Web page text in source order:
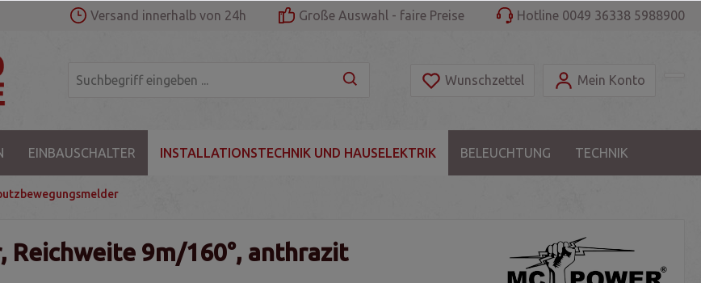
Versand innerhalb von 24h Große Auswahl - faire Preise Hotline 0049 36338 5988900
Wunschzettel Mein Konto
EINBAUSCHALTER INSTALLATIONSTECHNIK UND HAUSELEKTRIK BELEUCHTUNG TECHNIK
Reichweite 9m/160°, anthrazit